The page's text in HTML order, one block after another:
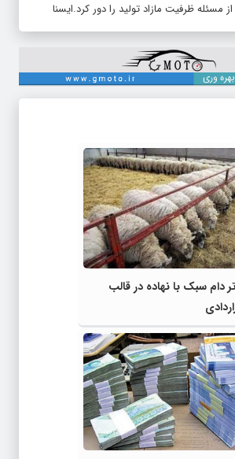
مسئله ظرفیت مازاد تولید را دور کرد.ایسنا
دام سبک با نهاده در قالب